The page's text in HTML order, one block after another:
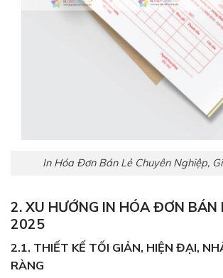
In Hóa Đơn Bán Lẻ Chuyên Nghiệp,
2. XU HƯỚNG IN HÓA ĐƠN BÁN
2025
2.1. THIẾT KẾ TỐI GIẢN, HIỆN ĐẠI,
RÀNG